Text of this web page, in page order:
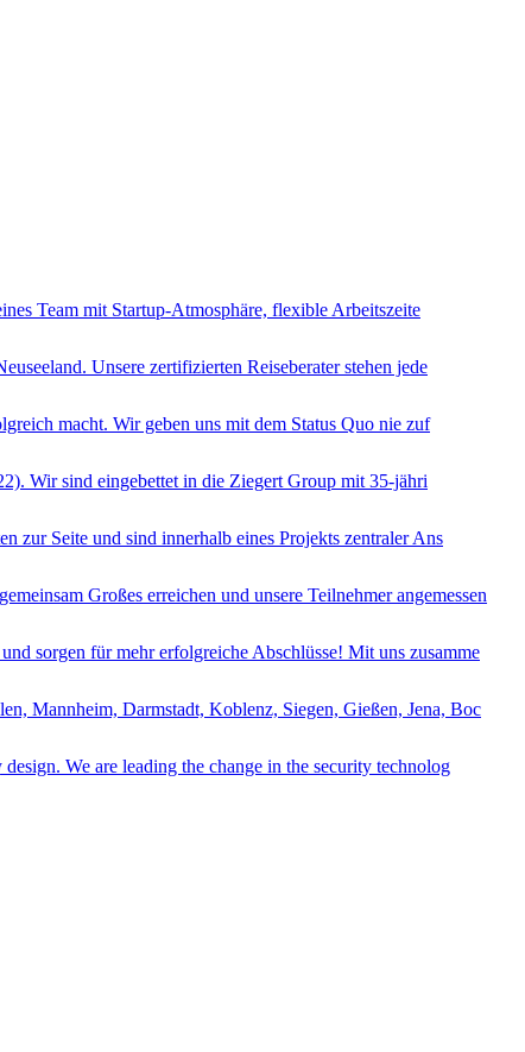
Team mit Startup-Atmosphäre, flexible Arbeitszeite
Unsere zertifizierten Reiseberater stehen jede
macht. Wir geben uns mit dem Status Quo nie zuf
Wir sind eingebettet in die Ziegert Group mit 35-jähri
zur Seite und sind innerhalb eines Projekts zentraler Ans
Großes erreichen und unsere Teilnehmer angemessen
sorgen für mehr erfolgreiche Abschlüsse! Mit uns zusamme
Mannheim, Darmstadt, Koblenz, Siegen, Gießen, Jena, Boc
We are leading the change in the security technolog